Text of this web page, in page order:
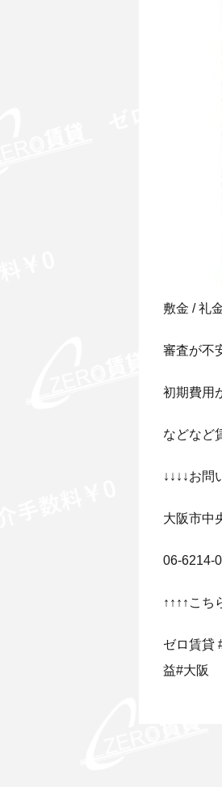
敷金 / 礼
審査が不
初期費用
などなど
↓↓↓↓お問
大阪市中
06-6214-
↑↑↑↑こち
ゼロ賃貸
益#大阪